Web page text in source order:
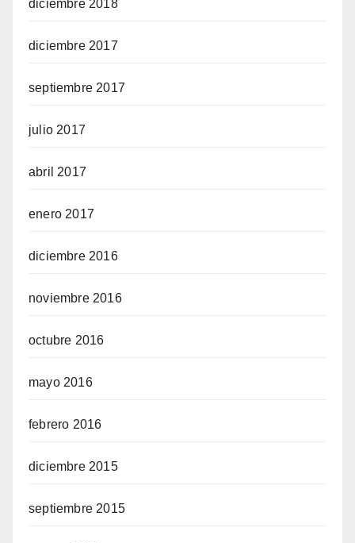
diciembre 2018
diciembre 2017
septiembre 2017
julio 2017
abril 2017
enero 2017
diciembre 2016
noviembre 2016
octubre 2016
mayo 2016
febrero 2016
diciembre 2015
septiembre 2015